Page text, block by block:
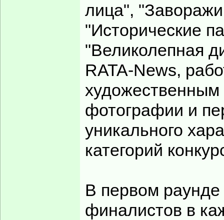
лица",
"Исторические
"Великолепная
RATA-News,
художественным
фотографии и
уникального
категорий
В первом
финалистов в